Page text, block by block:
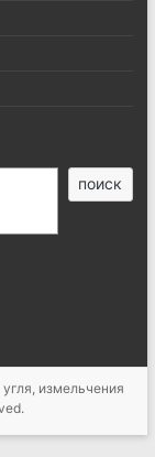
поиск
измельчения